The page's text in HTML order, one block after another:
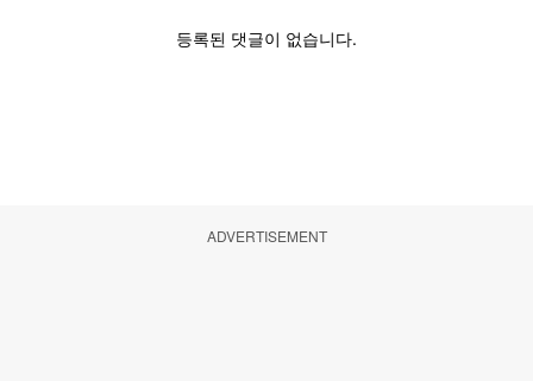
ADVERTISEMENT